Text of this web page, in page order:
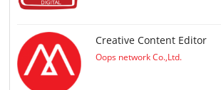
Creative Content Editor
Oops network Co.,Ltd.